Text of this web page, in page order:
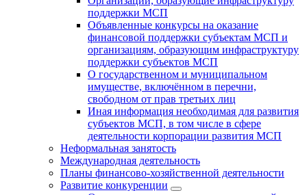
поддержки МСП
Объявленные конкурсы на оказание
финансовой поддержки субъектам МСП и
организациям, образующим инфраструктуру
поддержки субъектов МСП
О государственном и муниципальном
имуществе, включённом в перечни,
свободном от прав третьих лиц
Иная информация необходимая для развития
субъектов МСП, в том числе в сфере
деятельности корпорации развития МСП
Неформальная занятость
Международная деятельность
Планы финансово-хозяйственной деятельности
Развитие конкуренции